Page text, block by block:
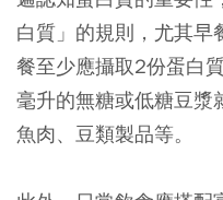
白質」的規則，尤其早
餐至少應攝取2份蛋白
毫升的無糖或低糖豆漿
魚肉、豆類製品等。